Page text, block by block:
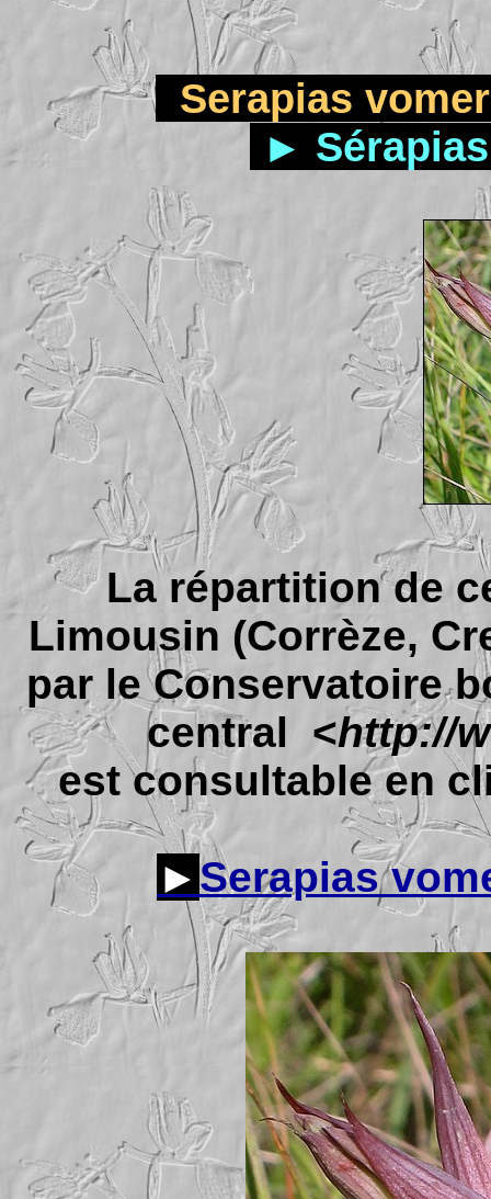
Serapias
►
La répartition de
Limousin (Corrèze,
par le Conservatoire
central <http://
est consultable en
►Serapias